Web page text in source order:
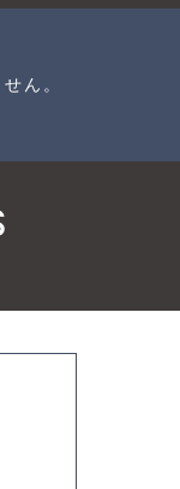
ん。